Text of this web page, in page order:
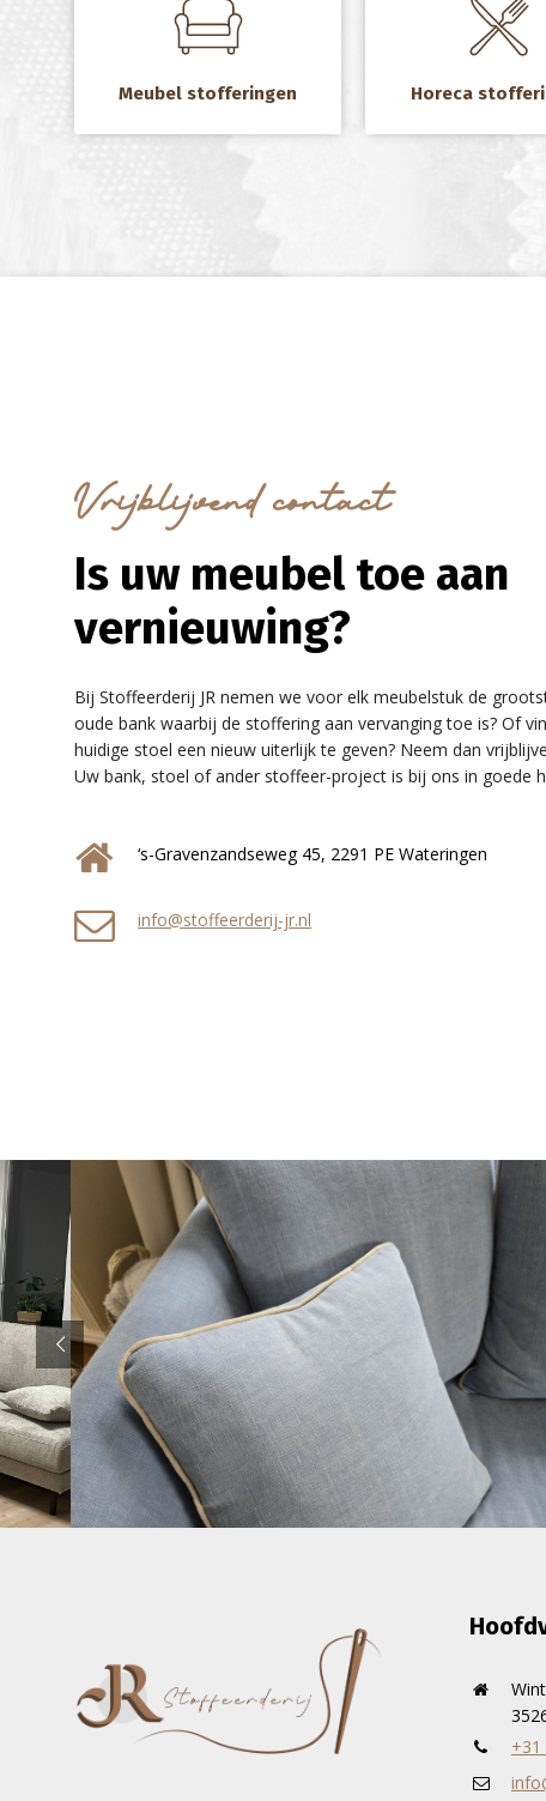
Meubel stofferingen Horeca
Vrijblijvend contact
Is uw meubel toe aan
vernieuwing?
Bij Stoffeerderij JR nemen we voor elk meubelstuk de
oude bank waarbij de stoffering aan vervanging toe is? Of
huidige stoel een nieuw uiterlijk te geven? Neem dan
Uw bank, stoel of ander stoffeer-project is bij ons in goede
‘s-Gravenzandseweg 45, 2291 PE Wateringen
info@stoffeerderij-jr.nl
+31